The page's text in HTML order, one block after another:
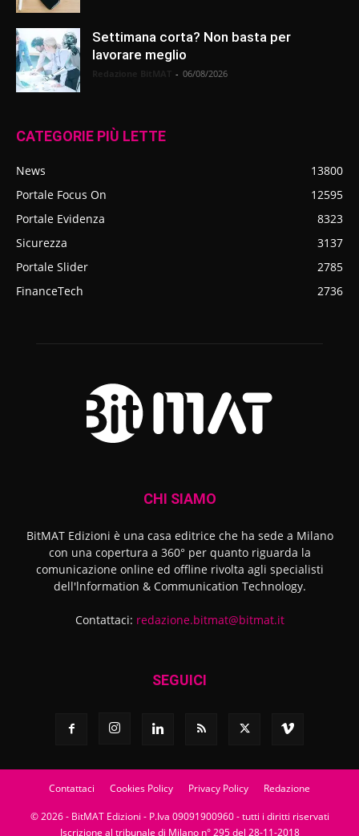
Settimana corta? Non basta per
lavorare meglio
- 06/08/2026
CATEGORIE PIÙ LETTE
News
13800
Portale Focus On
12595
Portale Evidenza
8323
Sicurezza
3137
Portale Slider
2785
FinanceTech
2736
CHI SIAMO
BitMAT Edizioni è una casa editrice che ha sede a Milano
con una copertura a 360° per quanto riguarda la
comunicazione online ed offline rivolta agli specialisti
dell'lnformation & Communication Technology.
Contattaci: redazione.bitmat@bitmat.it
SEGUICI
Contattaci Cookies Policy Privacy Policy Redazione
© 2026 - BitMAT Edizioni - P.Iva 09091900960 - tutti i diritti riservati
Iscrizione al tribunale di Milano n° 295 del 28-11-2018